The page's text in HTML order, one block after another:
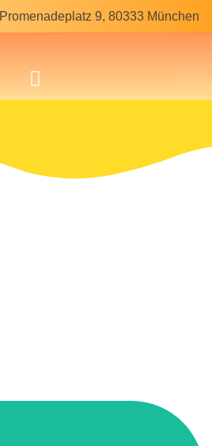
Promenadeplatz 9, 80333 München